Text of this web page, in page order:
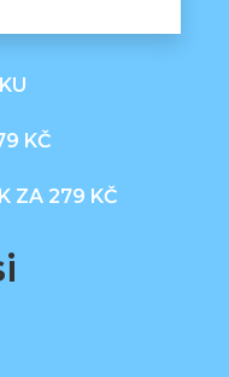
KČ
ZA 279 KČ